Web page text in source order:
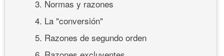
3. Normas y razones
4. La "conversión"
5. Razones de segundo orden